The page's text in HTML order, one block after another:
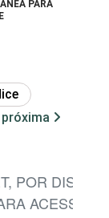
PARA
próxima
POR